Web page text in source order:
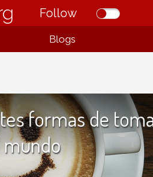
Follow
Blogs
formas de
mundo